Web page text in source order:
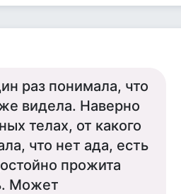
раз понимала, что
видела. Наверно
телах, от какого
что нет ада, есть
прожита
Может